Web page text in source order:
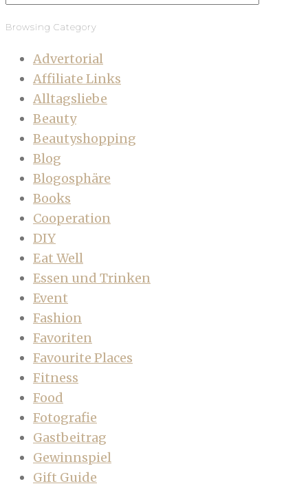
Browsing Category
Advertorial
Affiliate Links
Alltagsliebe
Beauty
Beautyshopping
Blog
Blogosphäre
Books
Cooperation
DIY
Eat Well
Essen und Trinken
Event
Fashion
Favoriten
Favourite Places
Fitness
Food
Fotografie
Gastbeitrag
Gewinnspiel
Gift Guide